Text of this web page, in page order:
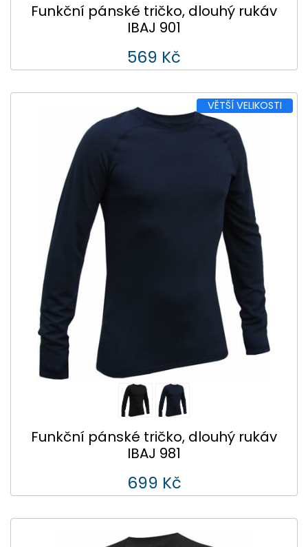
Funkční pánské tričko, dlouhý rukáv
IBAJ 901
569 Kč
VĚTŠÍ VELIKOSTI
Funkční pánské tričko, dlouhý rukáv
IBAJ 981
699 Kč